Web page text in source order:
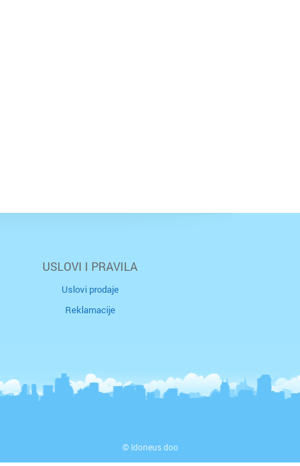
USLOVI I PRAVILA
Uslovi prodaje
Reklamacije
© Idoneus doo